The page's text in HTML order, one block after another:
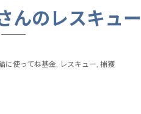
んのレスキュー
に使ってね基金, レスキュー, 捕獲